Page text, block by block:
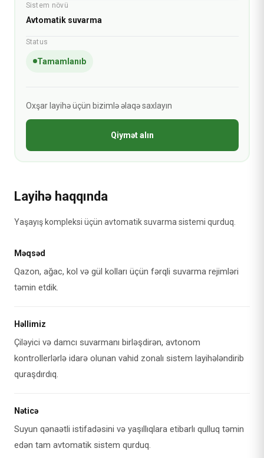
Layihə haqqında
Yaşayış kompleksi üçün avtomatik suvarma sistemi qurduq.
Məqsəd
Qazon, ağac, kol və gül kolları üçün fərqli suvarma rejimləri
təmin etdik.
Həllimiz
Çiləyici və damcı suvarmanı birləşdirən, avtonom
kontrollerlərlə idarə olunan vahid zonalı sistem layihələndirib
quraşdırdıq.
Nəticə
Suyun qənaətli istifadəsini və yaşıllıqlara etibarlı qulluq təmin
edən tam avtomatik sistem qurduq.
Sistem növü
Avtomatik suvarma
Status
Tamamlanıb
Oxşar layihə üçün bizimlə əlaqə saxlayın
Qiymət alın